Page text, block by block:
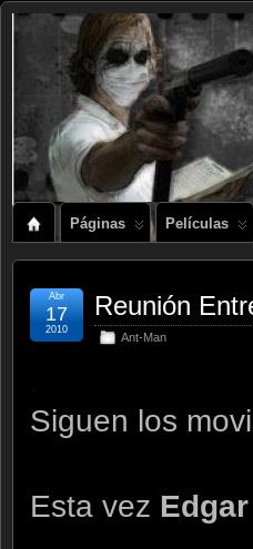
Páginas Películas
Reunión
Ant-Man
Abr
17
2010
Siguen los
Esta vez